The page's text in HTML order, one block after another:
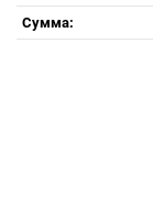
Сумма: